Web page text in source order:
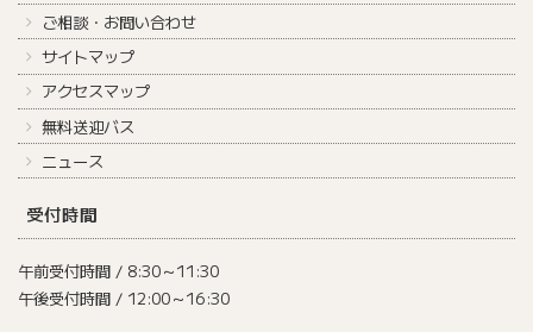
ご相談・お問い合わせ
サイトマップ
アクセスマップ
無料送迎バス
ニュース
受付時間
午前受付時間 / 8:30～11:30
午後受付時間 / 12:00～16:30